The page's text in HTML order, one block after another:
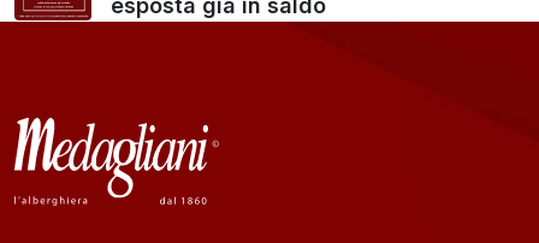
esposta già in saldo